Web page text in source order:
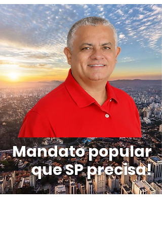
Mandato popular
que SP precisa!